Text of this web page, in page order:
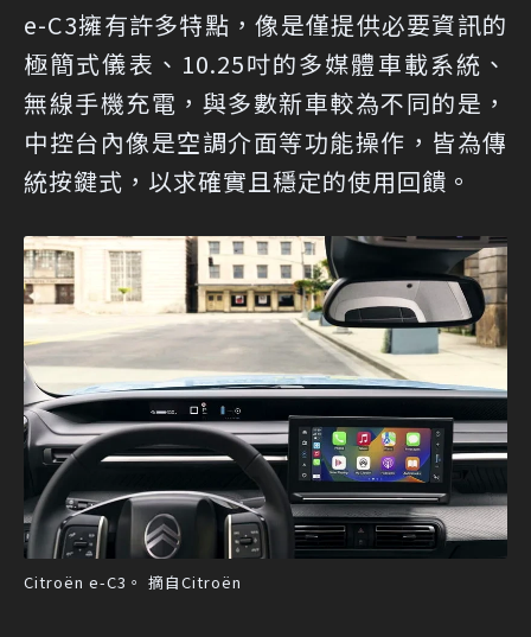
e-C3擁有許多特點，像是僅提供必要資訊的
極簡式儀表、10.25吋的多媒體車載系統、
無線手機充電，與多數新車較為不同的是，
中控台內像是空調介面等功能操作，皆為傳
統按鍵式，以求確實且穩定的使用回饋。
Citroën e-C3。 摘自Citroën